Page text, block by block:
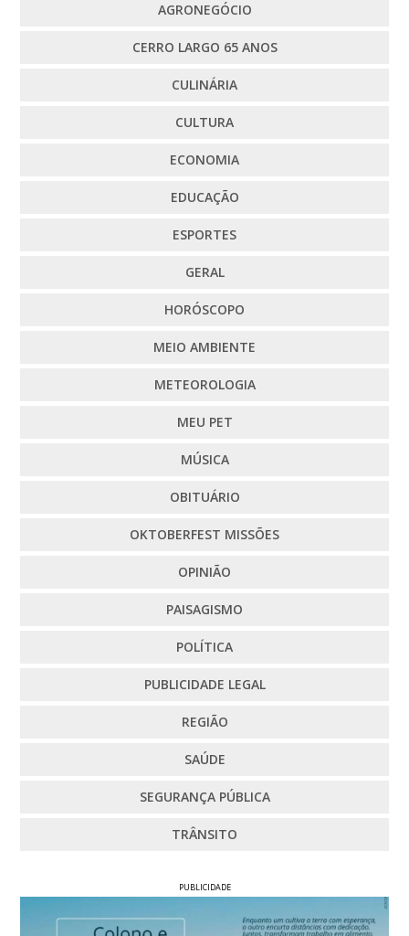
AGRONEGÓCIO
CERRO LARGO 65 ANOS
CULINÁRIA
CULTURA
ECONOMIA
EDUCAÇÃO
ESPORTES
GERAL
HORÓSCOPO
MEIO AMBIENTE
METEOROLOGIA
MEU PET
MÚSICA
OBITUÁRIO
OKTOBERFEST MISSÕES
OPINIÃO
PAISAGISMO
POLÍTICA
PUBLICIDADE LEGAL
REGIÃO
SAÚDE
SEGURANÇA PÚBLICA
TRÂNSITO
PUBLICIDADE